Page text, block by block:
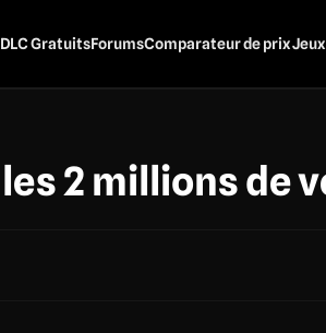
GratuitsForumsComparateur de prix
2 millions de